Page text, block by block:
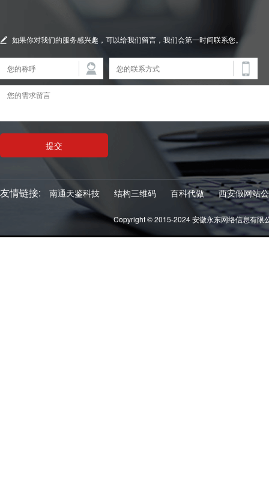
如果你对我们的服务感兴趣，可以给我们留言，我们会第一时间联系您。
友情链接: 南通天鉴科技 结构三维码 百科代做 西安做网站
Copyright © 2015-2024 安徽永东网络信息有限